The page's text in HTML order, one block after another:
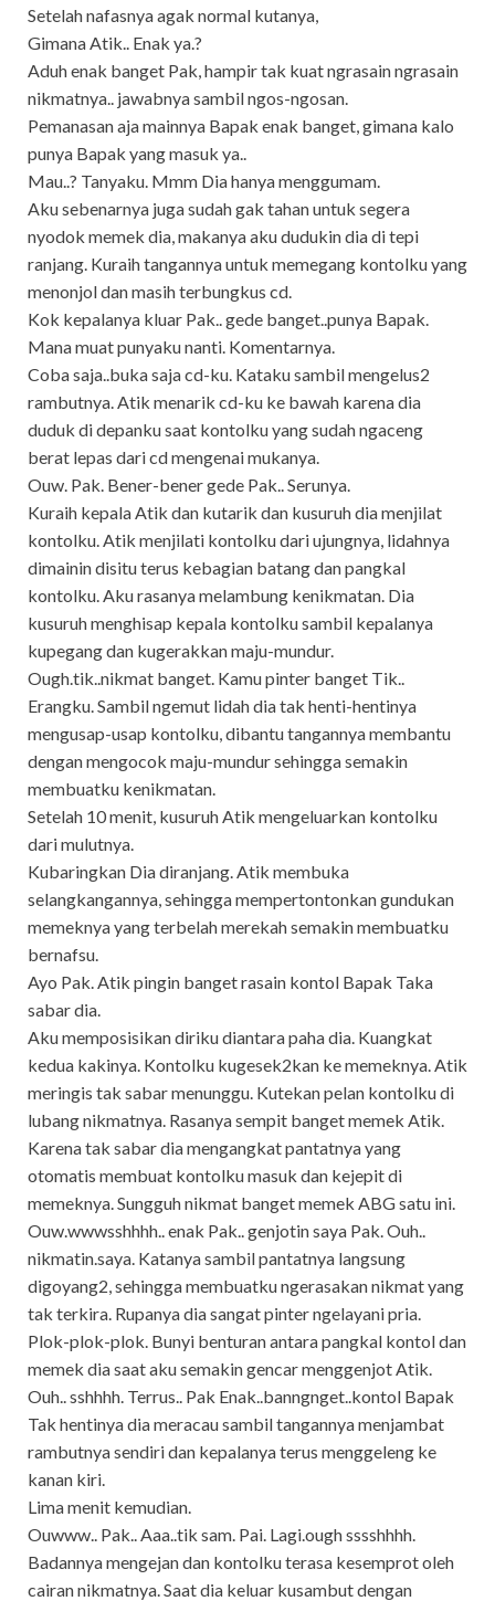
Setelah nafasnya agak normal kutanya,
Gimana Atik.. Enak ya.?
Aduh enak banget Pak, hampir tak kuat ngrasain ngrasain
nikmatnya.. jawabnya sambil ngos-ngosan.
Pemanasan aja mainnya Bapak enak banget, gimana kalo
punya Bapak yang masuk ya..
Mau..? Tanyaku. Mmm Dia hanya menggumam.
Aku sebenarnya juga sudah gak tahan untuk segera
nyodok memek dia, makanya aku dudukin dia di tepi
ranjang. Kuraih tangannya untuk memegang kontolku yang
menonjol dan masih terbungkus cd.
Kok kepalanya kluar Pak.. gede banget..punya Bapak.
Mana muat punyaku nanti. Komentarnya.
Coba saja..buka saja cd-ku. Kataku sambil mengelus2
rambutnya. Atik menarik cd-ku ke bawah karena dia
duduk di depanku saat kontolku yang sudah ngaceng
berat lepas dari cd mengenai mukanya.
Ouw. Pak. Bener-bener gede Pak.. Serunya.
Kuraih kepala Atik dan kutarik dan kusuruh dia menjilat
kontolku. Atik menjilati kontolku dari ujungnya, lidahnya
dimainin disitu terus kebagian batang dan pangkal
kontolku. Aku rasanya melambung kenikmatan. Dia
kusuruh menghisap kepala kontolku sambil kepalanya
kupegang dan kugerakkan maju-mundur.
Ough.tik..nikmat banget. Kamu pinter banget Tik..
Erangku. Sambil ngemut lidah dia tak henti-hentinya
mengusap-usap kontolku, dibantu tangannya membantu
dengan mengocok maju-mundur sehingga semakin
membuatku kenikmatan.
Setelah 10 menit, kusuruh Atik mengeluarkan kontolku
dari mulutnya.
Kubaringkan Dia diranjang. Atik membuka
selangkangannya, sehingga mempertontonkan gundukan
memeknya yang terbelah merekah semakin membuatku
bernafsu.
Ayo Pak. Atik pingin banget rasain kontol Bapak Taka
sabar dia.
Aku memposisikan diriku diantara paha dia. Kuangkat
kedua kakinya. Kontolku kugesek2kan ke memeknya. Atik
meringis tak sabar menunggu. Kutekan pelan kontolku di
lubang nikmatnya. Rasanya sempit banget memek Atik.
Karena tak sabar dia mengangkat pantatnya yang
otomatis membuat kontolku masuk dan kejepit di
memeknya. Sungguh nikmat banget memek ABG satu ini.
Ouw.wwwsshhhh.. enak Pak.. genjotin saya Pak. Ouh..
nikmatin.saya. Katanya sambil pantatnya langsung
digoyang2, sehingga membuatku ngerasakan nikmat yang
tak terkira. Rupanya dia sangat pinter ngelayani pria.
Plok-plok-plok. Bunyi benturan antara pangkal kontol dan
memek dia saat aku semakin gencar menggenjot Atik.
Ouh.. sshhhh. Terrus.. Pak Enak..banngnget..kontol Bapak
Tak hentinya dia meracau sambil tangannya menjambat
rambutnya sendiri dan kepalanya terus menggeleng ke
kanan kiri.
Lima menit kemudian.
Ouwww.. Pak.. Aaa..tik sam. Pai. Lagi.ough sssshhhh.
Badannya mengejan dan kontolku terasa kesemprot oleh
cairan nikmatnya. Saat dia keluar kusambut dengan